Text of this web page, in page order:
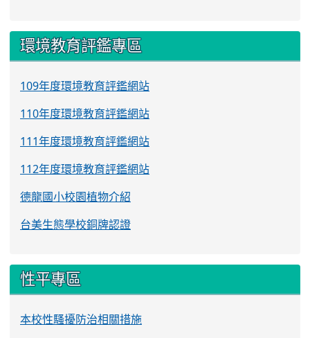
環境教育評鑑專區
109年度環境教育評鑑網站
110年度環境教育評鑑網站
111年度環境教育評鑑網站
112年度環境教育評鑑網站
德龍國小校園植物介紹
台美生態學校銅牌認證
性平專區
本校性騷擾防治相關措施